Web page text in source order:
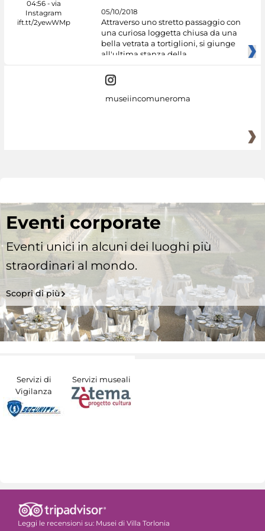
05/10/2018
Attraverso uno stretto passaggio con
una curiosa loggetta chiusa da una
bella vetrata a tortiglioni, si giunge
all'ultima stanza della
museiincomuneroma
Eventi corporate
Eventi unici in alcuni dei luoghi più
straordinari al mondo.
Scopri di più
Servizi di
Vigilanza
Servizi museali
Leggi le recensioni su: Musei di Villa Torlonia